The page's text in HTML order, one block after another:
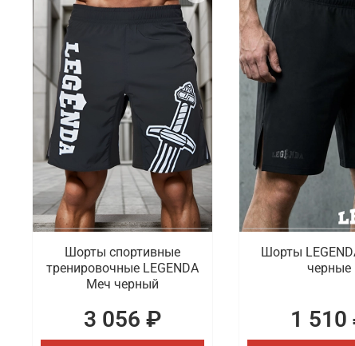
одежду из современных материалов, которые
компрессионные футболки позволяют сохранять
Что мы предлагаем на выбор
Мы подготовили для покупателей большой
компрессионные штаны, защита паха, капы,
перейти в каталог в соответствующий раздел.
Где заказать одежду и экипировку
В интернет-магазине Octagon Shop можно
которые занимаются этим видом спорта. Есть
Шорты спортивные
тренировочные LEGENDA
Меч черный
3 056 ₽
Шорты
черные
1 510